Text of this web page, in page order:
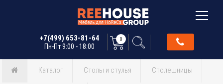
+7(499) 653-81-64
Пн-Пт 9:00 - 18:00
0
Каталог Столы и стулья Столешницы